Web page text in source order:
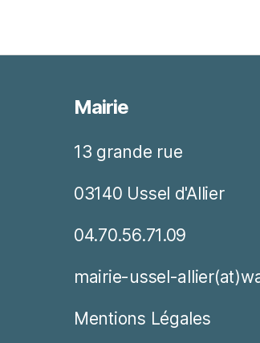
Mairie
13 grande rue
03140 Ussel d'Allier
04.70.56.71.09
mairie-ussel-
Mentions Légales